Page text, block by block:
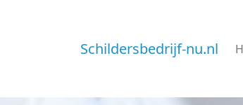
Schildersbedrijf-nu.nl